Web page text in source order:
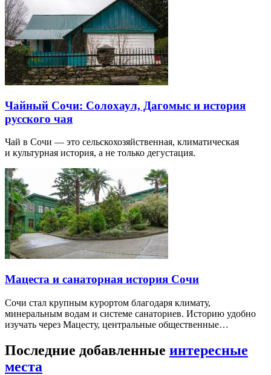
Чайный Сочи: Солохаул, Дагомыс и история
русского чая
Чай в Сочи — это сельскохозяйственная, климатическая
и культурная история, а не только дегустация.
Мацеста и санаторная история Сочи
Сочи стал крупным курортом благодаря климату,
минеральным водам и системе санаториев. Историю удобно
изучать через Мацесту, центральные общественные…
Последние добавленные интересные
места